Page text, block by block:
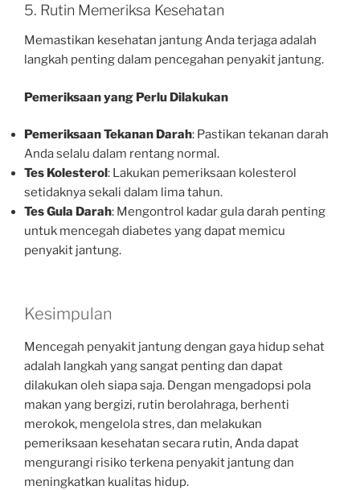
5. Rutin Memeriksa Kesehatan
Memastikan kesehatan jantung Anda terjaga adalah
langkah penting dalam pencegahan penyakit jantung.
Pemeriksaan yang Perlu Dilakukan
Pemeriksaan Tekanan Darah: Pastikan tekanan darah
Anda selalu dalam rentang normal.
Tes Kolesterol: Lakukan pemeriksaan kolesterol
setidaknya sekali dalam lima tahun.
Tes Gula Darah: Mengontrol kadar gula darah penting
untuk mencegah diabetes yang dapat memicu
penyakit jantung.
Kesimpulan
Mencegah penyakit jantung dengan gaya hidup sehat
adalah langkah yang sangat penting dan dapat
dilakukan oleh siapa saja. Dengan mengadopsi pola
makan yang bergizi, rutin berolahraga, berhenti
merokok, mengelola stres, dan melakukan
pemeriksaan kesehatan secara rutin, Anda dapat
mengurangi risiko terkena penyakit jantung dan
meningkatkan kualitas hidup.